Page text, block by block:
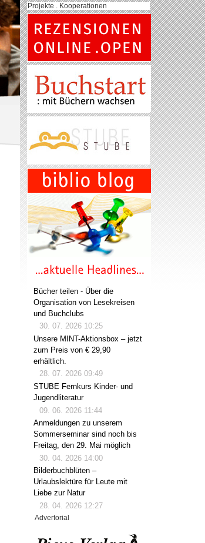
Projekte . Kooperationen
Bücher teilen - Über die
Organisation von Lesekreisen
und Buchclubs
30. 07. 2026 10:25
Unsere MINT-Aktionsbox – jetzt
zum Preis von € 29,90
erhältlich.
28. 07. 2026 09:49
STUBE Fernkurs Kinder- und
Jugendliteratur
09. 06. 2026 11:44
Anmeldungen zu unserem
Sommerseminar sind noch bis
Freitag, den 29. Mai möglich
30. 04. 2026 14:00
Bilderbuchblüten –
Urlaubslektüre für Leute mit
Liebe zur Natur
28. 04. 2026 12:27
Advertorial